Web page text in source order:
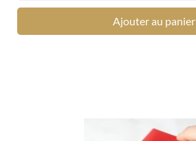
Ajouter au panier